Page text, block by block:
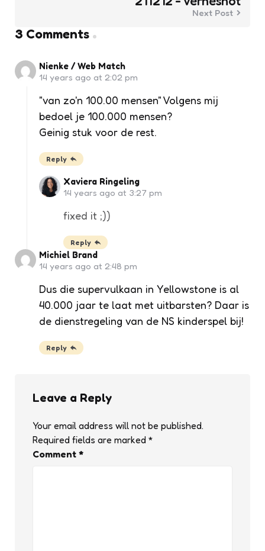
Next Post
3 Comments
Nienke / Web Match
14 years ago at 2:02 pm
"van zo'n 100.00 mensen" Volgens mij
bedoel je 100.000 mensen?
Geinig stuk voor de rest.
Reply
Xaviera Ringeling
14 years ago at 3:27 pm
fixed it ;))
Reply
Michiel Brand
14 years ago at 2:48 pm
Dus die supervulkaan in Yellowstone is al
40.000 jaar te laat met uitbarsten? Daar is
de dienstregeling van de NS kinderspel bij!
Reply
Leave a Reply
Your email address will not be published.
Required fields are marked *
Comment *